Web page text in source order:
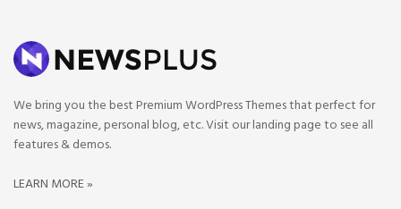
We bring you the best Premium WordPress Themes that perfect for
news, magazine, personal blog, etc. Visit our landing page to see all
features & demos.
LEARN MORE »